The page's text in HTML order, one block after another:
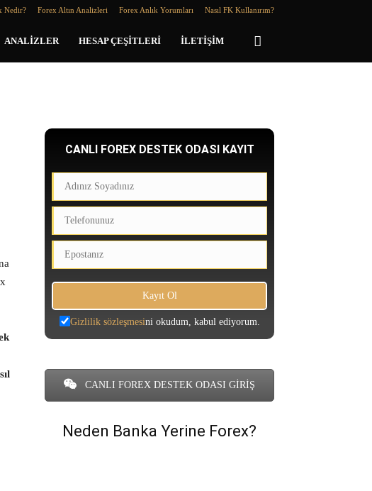
Nedir? Forex Altın Analizleri Forex Anlık Yorumları Nasıl FK Kullanırım?
ANALIZLER HESAP ÇEŞITLERI İLETIŞIM
CANLI FOREX DESTEK ODASI KAYIT
Gizlilik sözleşmesini okudum, kabul ediyorum.
CANLI FOREX DESTEK ODASI GİRİŞ
Neden Banka Yerine Forex?